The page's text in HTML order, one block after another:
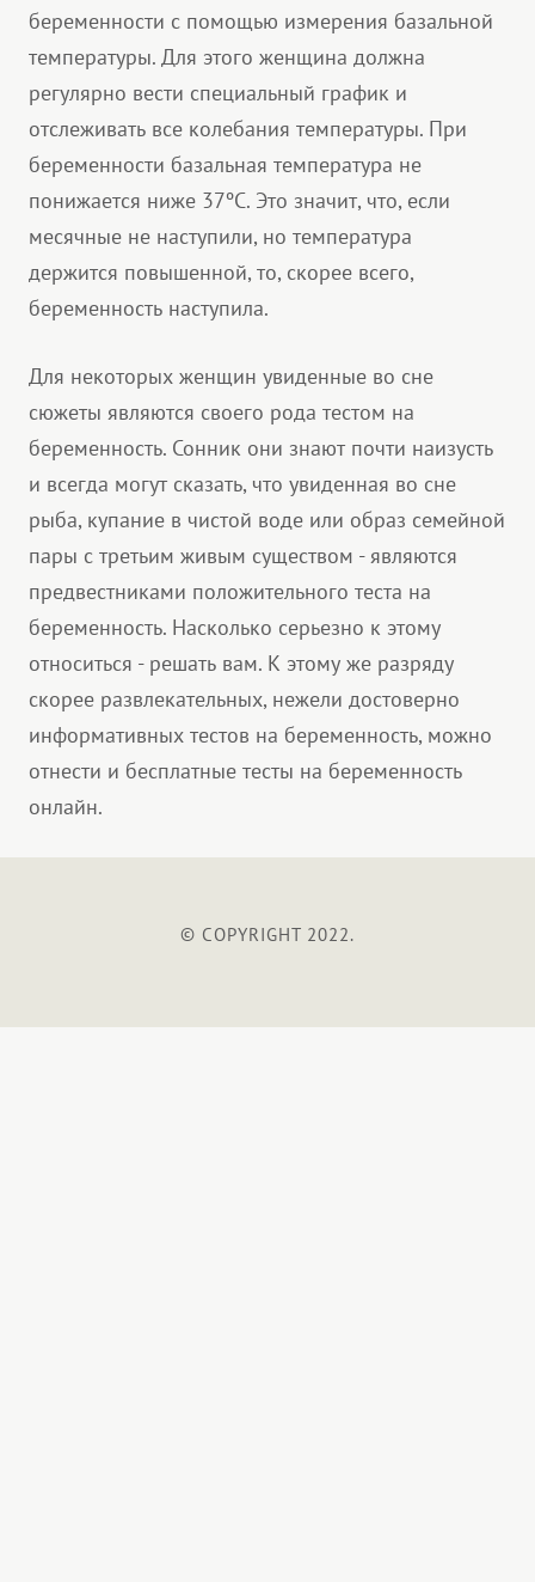
беременности с помощью измерения базальной
температуры. Для этого женщина должна
регулярно вести специальный график и
отслеживать все колебания температуры. При
беременности базальная температура не
понижается ниже 37ºС. Это значит, что, если
месячные не наступили, но температура
держится повышенной, то, скорее всего,
беременность наступила.
Для некоторых женщин увиденные во сне
сюжеты являются своего рода тестом на
беременность. Сонник они знают почти наизусть
и всегда могут сказать, что увиденная во сне
рыба, купание в чистой воде или образ семейной
пары с третьим живым существом - являются
предвестниками положительного теста на
беременность. Насколько серьезно к этому
относиться - решать вам. К этому же разряду
скорее развлекательных, нежели достоверно
информативных тестов на беременность, можно
отнести и бесплатные тесты на беременность
онлайн.
© COPYRIGHT 2022.